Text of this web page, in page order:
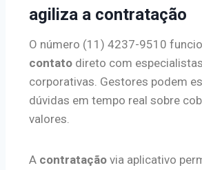
agiliza a contratação
O número (11) 4237-9510
contato direto com
corporativas. Gestores podem
dúvidas em tempo real sobre
valores.
A contratação via aplicativo